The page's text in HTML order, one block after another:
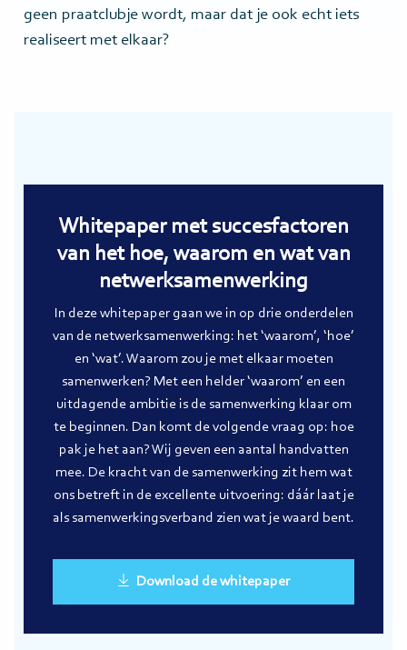
geen praatclubje wordt, maar dat je ook echt iets
realiseert met elkaar?
Whitepaper met succesfactoren
van het hoe, waarom en wat van
netwerksamenwerking
In deze whitepaper gaan we in op drie onderdelen
van de netwerksamenwerking: het ‘waarom’, ‘hoe’
en ‘wat’. Waarom zou je met elkaar moeten
samenwerken? Met een helder ‘waarom’ en een
uitdagende ambitie is de samenwerking klaar om
te beginnen. Dan komt de volgende vraag op: hoe
pak je het aan? Wij geven een aantal handvatten
mee. De kracht van de samenwerking zit hem wat
ons betreft in de excellente uitvoering: dáár laat je
als samenwerkingsverband zien wat je waard bent.
Download de whitepaper